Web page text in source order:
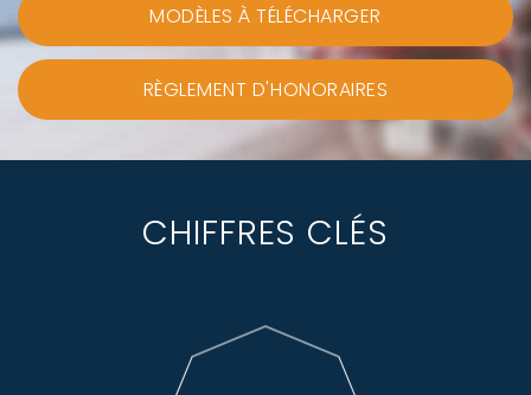
MODÈLES À TÉLÉCHARGER
RÈGLEMENT D'HONORAIRES
CHIFFRES CLÉS